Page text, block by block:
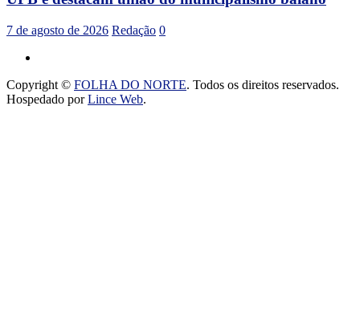
7 de agosto de 2026 Redação 0
Copyright © FOLHA DO NORTE. Todos os direitos reservados.
Hospedado porLince Web.